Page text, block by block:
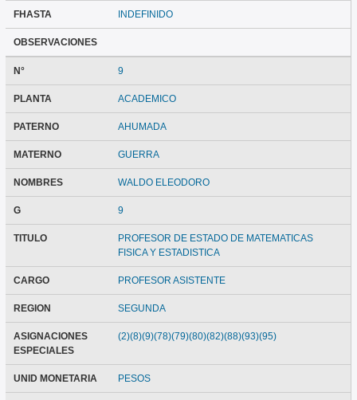
FHASTA INDEFINIDO
OBSERVACIONES
N° 9
PLANTA ACADEMICO
PATERNO AHUMADA
MATERNO GUERRA
NOMBRES WALDO ELEODORO
G 9
TITULO
PROFESOR DE ESTADO DE MATEMATICAS
FISICA Y ESTADISTICA
CARGO PROFESOR ASISTENTE
REGION SEGUNDA
ASIGNACIONES
ESPECIALES
(2)(8)(9)(78)(79)(80)(82)(88)(93)(95)
UNID MONETARIA PESOS